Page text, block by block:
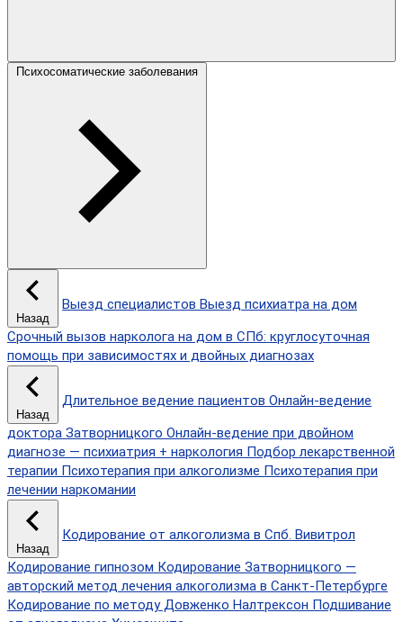
Психосоматические заболевания
Назад
Выезд специалистов Выезд психиатра на дом
Срочный вызов нарколога на дом в СПб: круглосуточная
помощь при зависимостях и двойных диагнозах
Назад
Длительное ведение пациентов Онлайн-ведение
доктора Затворницкого Онлайн‑ведение при двойном
диагнозе — психиатрия + наркология Подбор лекарственной
терапии Психотерапия при алкоголизме Психотерапия при
лечении наркомании
Назад
Кодирование от алкоголизма в Спб. Вивитрол
Кодирование гипнозом Кодирование Затворницкого —
авторский метод лечения алкоголизма в Санкт‑Петербурге
Кодирование по методу Довженко Налтрексон Подшивание